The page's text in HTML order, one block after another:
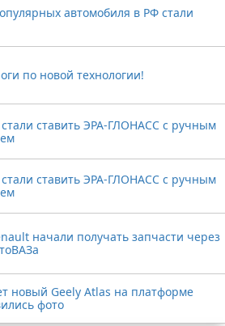
автомобиля в РФ стали
по новой технологии!
ставить ЭРА-ГЛОНАСС с ручным
ставить ЭРА-ГЛОНАСС с ручным
начали получать запчасти через
новый Geely Atlas на платформе
фото